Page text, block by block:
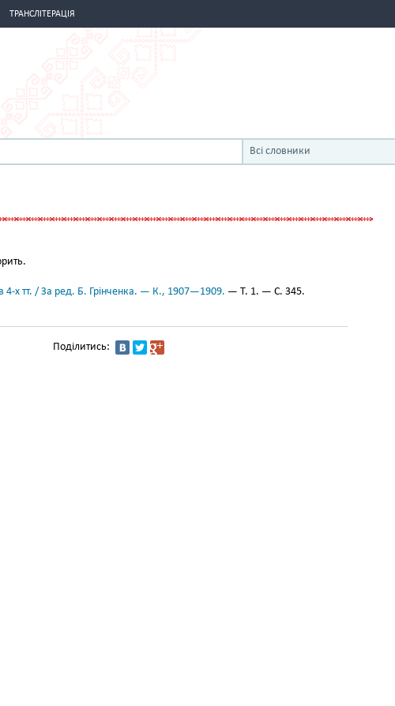
ТРАНСЛІТЕРАЦІЯ
Всі словники
4-х тт. / За ред. Б. Грінченка. — К., 1907—1909. — Т. 1. — С. 345.
Поділитись: